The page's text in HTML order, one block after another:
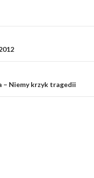
– Niemy krzyk tragedii